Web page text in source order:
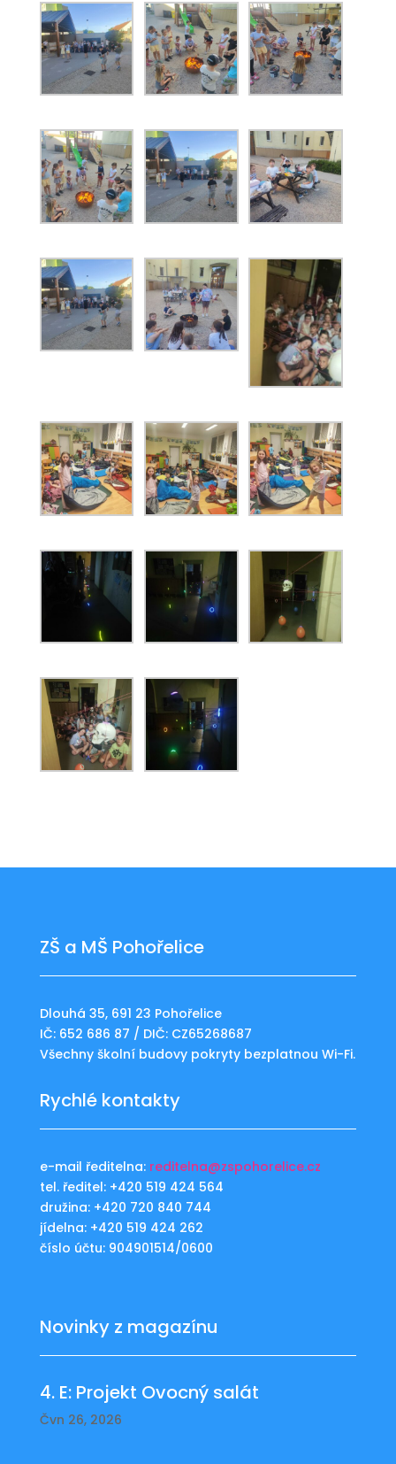
ZŠ a MŠ Pohořelice
Dlouhá 35, 691 23 Pohořelice
IČ: 652 686 87 / DIČ: CZ65268687
Všechny školní budovy pokryty bezplatnou Wi-Fi.
Rychlé kontakty
e-mail ředitelna: reditelna@zspohorelice.cz
tel. ředitel: +420 519 424 564
družina: +420 720 840 744
jídelna: +420 519 424 262
číslo účtu: 904901514/0600
Novinky z magazínu
4. E: Projekt Ovocný salát
Čvn 26, 2026